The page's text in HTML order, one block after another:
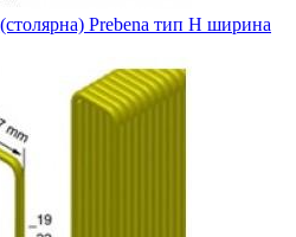
Prebena тип H ширина